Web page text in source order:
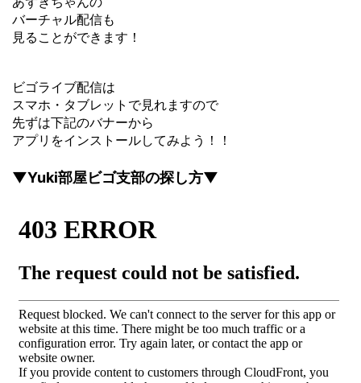
バーチャル配信も
見ることができます！
ビゴライブ配信は
スマホ・タブレットで見れますので
先ずは下記のバナーから
アプリをインストールしてみよう！！
▼Yuki部屋ビゴ支部の探し方▼